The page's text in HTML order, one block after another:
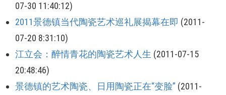
07-30 11:40:12)
2011景德镇当代陶瓷艺术巡礼展揭幕在即 (2011-
07-20 8:31:10)
江立会：醉情青花的陶瓷艺术人生 (2011-07-15
20:48:46)
景德镇的艺术陶瓷、日用陶瓷正在“变脸” (2011-